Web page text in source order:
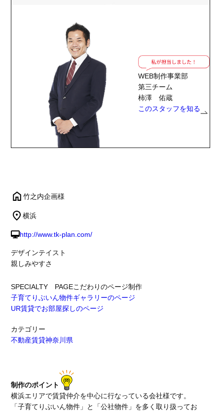
WEB制作事業部
第三チーム
柿澤 佑蔵
このスタッフを知る
竹之内企画様
横浜
http://www.tk-plan.com/
デザインテイスト
親しみやすさ
SPECIALTY PAGEこだわりのページ制作
子育てりぶいん物件ギャラリーのページ
UR賃貸でお部屋探しのページ
カテゴリー
不動産賃貸神奈川県
制作のポイント
横浜エリアで賃貸仲介を中心に行なっている会社様です。
「子育てりぶいん物件」と「公社物件」を多く取り扱ってお